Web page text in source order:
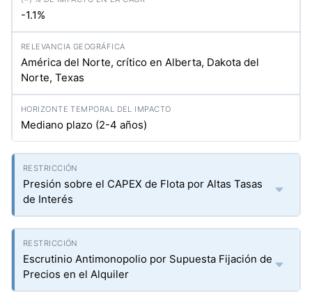
-1.1%
América del Norte, crítico en Alberta, Dakota del
Norte, Texas
Mediano plazo (2-4 años)
Presión sobre el CAPEX de Flota por Altas Tasas
de Interés
Escrutinio Antimonopolio por Supuesta Fijación de
Precios en el Alquiler